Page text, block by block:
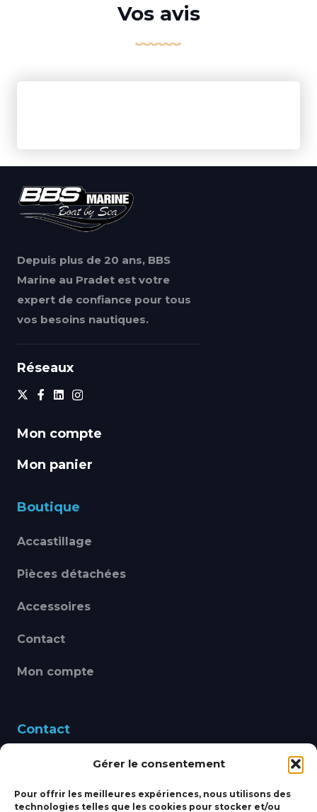
Gérer le consentement
Pour offrir les meilleures expériences, nous utilisons des
technologies telles que les cookies pour stocker et/ou
Vos avis
Depuis plus de 20 ans, BBS
Marine au Pradet est votre
expert de confiance pour tous
vos besoins nautiques.
Réseaux
Mon compte
Mon panier
Boutique
Accastillage
Pièces détachées
Accessoires
Contact
Mon compte
Contact
460 Avenue Alain Le